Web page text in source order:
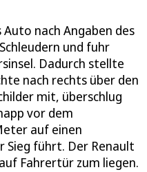
nach Angaben des
und fuhr
Dadurch stellte
nach rechts über den
mit, überschlug
vor dem
auf einen
Sieg führt. Der Renault
Fahrertür zum liegen.